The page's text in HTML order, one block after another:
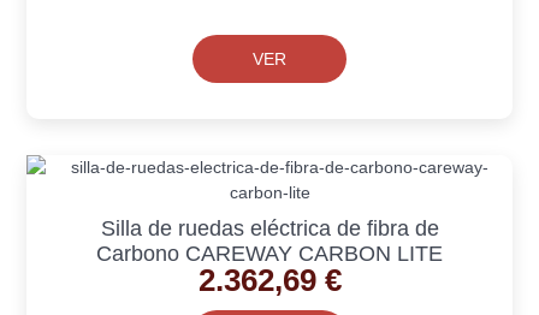
VER
Silla de ruedas eléctrica de fibra de
Carbono CAREWAY CARBON LITE
2.362,69 €